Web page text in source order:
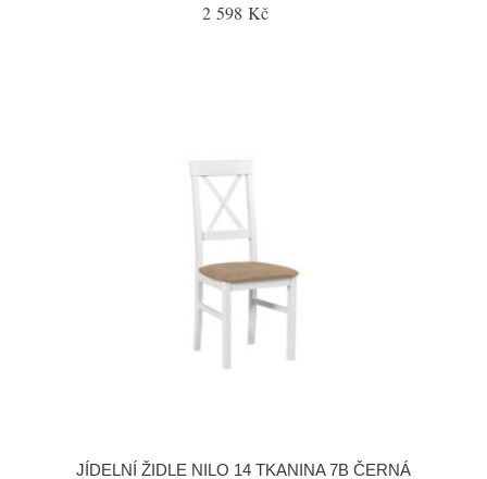
2 598 Kč
JÍDELNÍ ŽIDLE NILO 14 TKANINA 7B ČERNÁ